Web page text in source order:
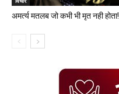
अमर्त्य मतलब जो कभी भी मृत नही होता!